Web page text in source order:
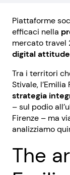
Piattaforme
efficaci nella
mercato travel
digital attitude
Tra i territori
Stivale,
strategia
– sul podio
Firenze – ma
analizziamo
The